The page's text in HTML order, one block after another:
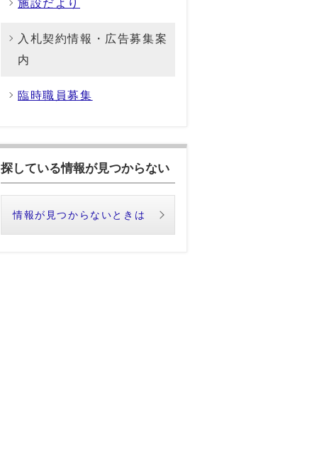
施設だより
入札契約情報・広告募集案
内
臨時職員募集
探している情報が見つからない
情報が見つからないときは